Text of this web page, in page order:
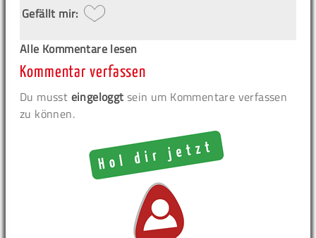
Gefällt mir:
Alle Kommentare lesen
Kommentar verfassen
Du musst eingeloggt sein um Kommentare verfassen
zu können.